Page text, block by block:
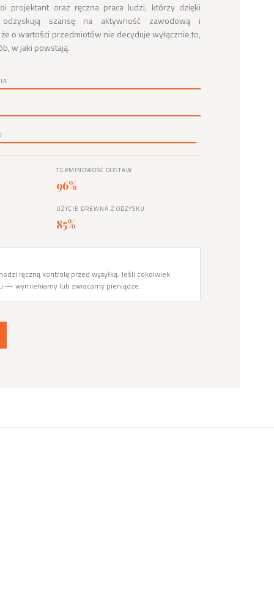
projektant oraz ręczna praca ludzi, którzy dzięki
szansę na aktywność zawodową i
o wartości przedmiotów nie decyduje wyłącznie to,
w jaki powstają.
TERMINOWOŚĆ DOSTAW
96%
UŻYCIE DREWNA Z ODZYSKU
85%
ręczną kontrolę przed wysyłką. Jeśli cokolwiek
— wymieniamy lub zwracamy pieniądze.